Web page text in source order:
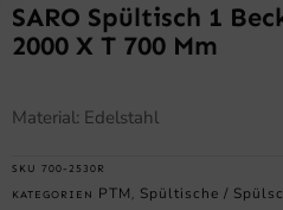
SARO Spültisch 1
2000 X T 700 Mm
Material: Edelstahl
SKU 700-2530R
KATEGORIEN PTM , Spültische /